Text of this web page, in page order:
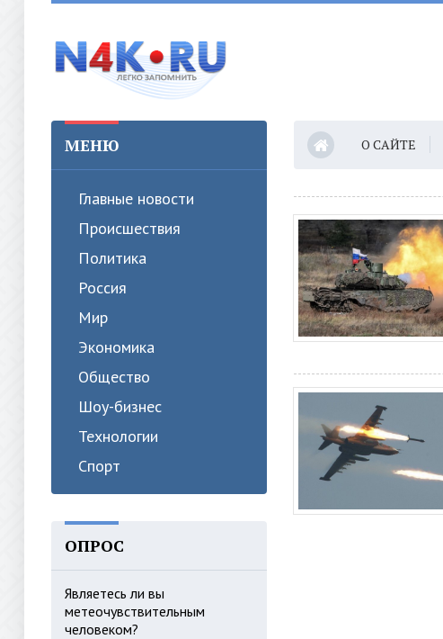
МЕНЮ
Главные новости
Происшествия
Политика
Россия
Мир
Экономика
Общество
Шоу-бизнес
Технологии
Спорт
ОПРОС
Являетесь ли вы
метеочувствительным
человеком?
О САЙТЕ